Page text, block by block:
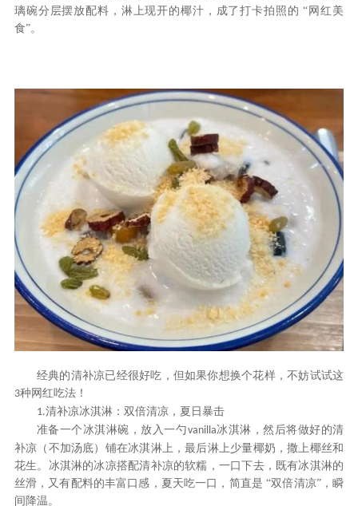
璃碗分层摆放配料，淋上现开的椰汁，成了打卡拍照的 “网红美
食”。
经典的清补凉已经很好吃，但如果你想换个花样，不妨试试这
3种网红吃法！
1.清补凉冰淇淋：双倍清凉，夏日暴击
准备一个冰淇淋碗，放入一勺vanilla冰淇淋，然后将做好的清
补凉（不加汤底）铺在冰淇淋上，最后淋上少量椰奶，撒上椰丝和
花生。冰淇淋的冰凉搭配清补凉的软糯，一口下去，既有冰淇淋的
丝滑，又有配料的丰富口感，夏天吃一口，简直是 “双倍清凉”，瞬
间降温。